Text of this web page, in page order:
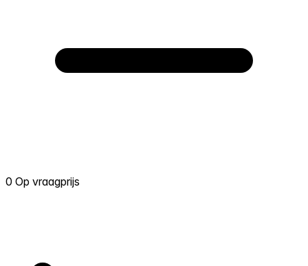
0 Op vraagprijs